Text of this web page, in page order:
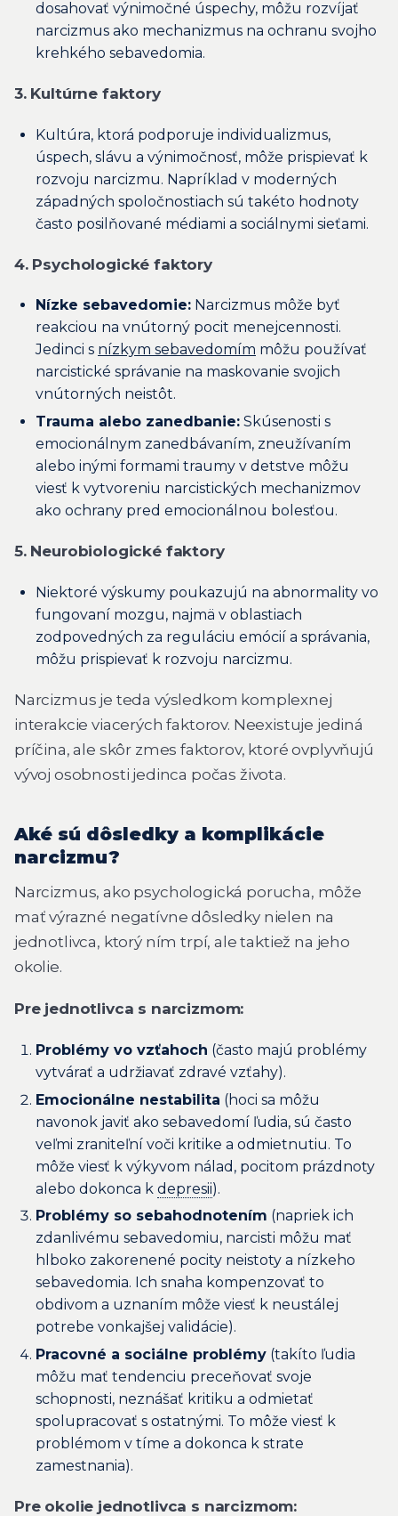
dosahovať výnimočné úspechy, môžu rozvíjať
narcizmus ako mechanizmus na ochranu svojho
krehkého sebavedomia.
3. Kultúrne faktory
Kultúra, ktorá podporuje individualizmus,
úspech, slávu a výnimočnosť, môže prispievať k
rozvoju narcizmu. Napríklad v moderných
západných spoločnostiach sú takéto hodnoty
často posilňované médiami a sociálnymi sieťami.
4. Psychologické faktory
Nízke sebavedomie: Narcizmus môže byť
reakciou na vnútorný pocit menejcennosti.
Jedinci s nízkym sebavedomím môžu používať
narcistické správanie na maskovanie svojich
vnútorných neistôt.
Trauma alebo zanedbanie: Skúsenosti s
emocionálnym zanedbávaním, zneužívaním
alebo inými formami traumy v detstve môžu
viesť k vytvoreniu narcistických mechanizmov
ako ochrany pred emocionálnou bolesťou.
5. Neurobiologické faktory
Niektoré výskumy poukazujú na abnormality vo
fungovaní mozgu, najmä v oblastiach
zodpovedných za reguláciu emócií a správania,
môžu prispievať k rozvoju narcizmu.
Narcizmus je teda výsledkom komplexnej
interakcie viacerých faktorov. Neexistuje jediná
príčina, ale skôr zmes faktorov, ktoré ovplyvňujú
vývoj osobnosti jedinca počas života.
Aké sú dôsledky a komplikácie
narcizmu?
Narcizmus, ako psychologická porucha, môže
mať výrazné negatívne dôsledky nielen na
jednotlivca, ktorý ním trpí, ale taktiež na jeho
okolie.
Pre jednotlivca s narcizmom:
Problémy vo vzťahoch (často majú problémy
vytvárať a udržiavať zdravé vzťahy).
Emocionálne nestabilita (hoci sa môžu
navonok javiť ako sebavedomí ľudia, sú často
veľmi zraniteľní voči kritike a odmietnutiu. To
môže viesť k výkyvom nálad, pocitom prázdnoty
alebo dokonca k depresii).
Problémy so sebahodnotením (napriek ich
zdanlivému sebavedomiu, narcisti môžu mať
hlboko zakorenené pocity neistoty a nízkeho
sebavedomia. Ich snaha kompenzovať to
obdivom a uznaním môže viesť k neustálej
potrebe vonkajšej validácie).
Pracovné a sociálne problémy (takíto ľudia
môžu mať tendenciu preceňovať svoje
schopnosti, neznášať kritiku a odmietať
spolupracovať s ostatnými. To môže viesť k
problémom v tíme a dokonca k strate
zamestnania).
Pre okolie jednotlivca s narcizmom: